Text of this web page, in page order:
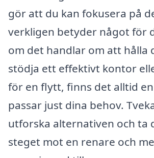
gör att du kan fokusera på
verkligen betyder något för
om det handlar om att hålla
stödja ett effektivt kontor
för en flytt, finns det alltid
passar just dina behov.
utforska alternativen och ta
steget mot en renare och